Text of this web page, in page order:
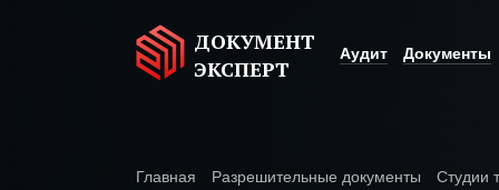
ДОКУМЕНТ
ЭКСПЕРТ
Аудит Документы
Главная Разрешительные документы Студии